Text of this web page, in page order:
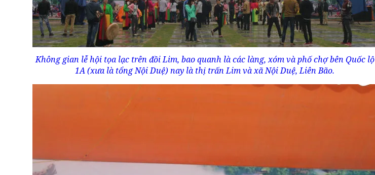
Không gian lễ hội tọa lạc trên đồi Lim, bao quanh là các làng, xóm và phố chợ bên Quốc lộ
1A (xưa là tổng Nội Duệ) nay là thị trấn Lim và xã Nội Duệ, Liên Bão.